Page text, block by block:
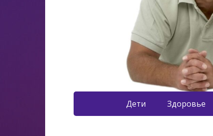
Дети Здоровье